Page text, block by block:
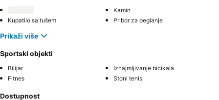
Kamin
Kupatilo sa tušem
Pribor za peglanje
Prikaži više
Sportski objekti
Bilijar
Iznajmljivanje bicikala
Fitnes
Stoni tenis
Dostupnost